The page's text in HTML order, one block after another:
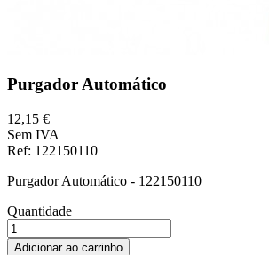
Purgador Automático
12,15 €
Sem IVA
Ref: 122150110
Purgador Automático - 122150110
Quantidade
Adicionar ao carrinho